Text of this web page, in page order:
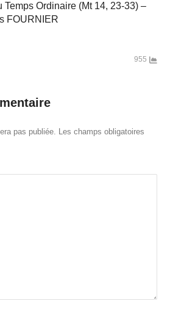
Ordinaire (Mt 14, 23-33) –
FOURNIER
955
pas publiée.
Les champs obligatoires